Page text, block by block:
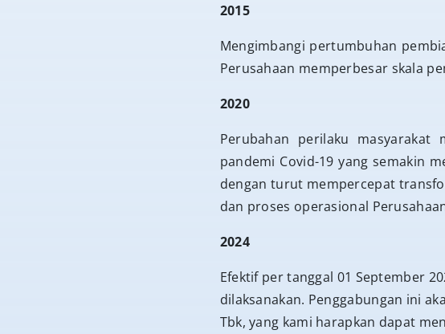
2015
Mengimbangi pertumbuhan
Perusahaan memperbesar skala
2020
Perubahan perilaku
pandemi Covid-19 yang semakin
dengan turut mempercepat
dan proses operasional
2024
Efektif per tanggal 01 September
dilaksanakan. Penggabungan ini
Tbk, yang kami harapkan dapat